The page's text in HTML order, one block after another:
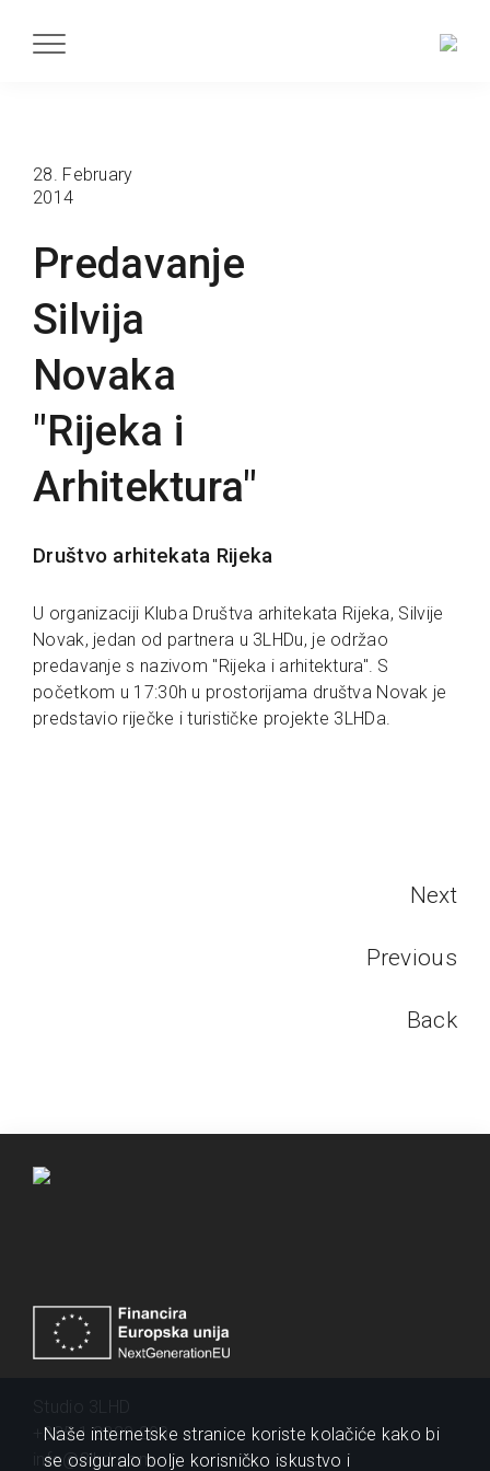
Predavanje
Silvija
Novaka
"Rijeka i
Arhitektura"
Društvo arhitekata Rijeka
28. February
2014
U organizaciji Kluba Društva arhitekata Rijeka, Silvije
Novak, jedan od partnera u 3LHDu, je održao
predavanje s nazivom "Rijeka i arhitektura". S
početkom u 17:30h u prostorijama društva Novak je
predstavio riječke i turističke projekte 3LHDa.
Next
Previous
Back
+385 1 2320 200
info@3lhd.com
Naše internetske stranice koriste kolačiće kako bi
se osiguralo bolje korisničko iskustvo i